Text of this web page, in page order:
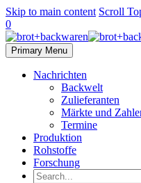
Skip to main content Scroll
0
Primary Menu
Nachrichten
Backwelt
Zulieferanten
Märkte und
Termine
Produktion
Rohstoffe
Forschung